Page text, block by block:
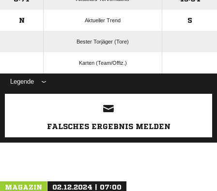
N Aktueller Trend S
Bester Torjäger (Tore)
Karten (Team/Offiz.)
Legende
ANZEIGE
FALSCHES ERGEBNIS MELDEN
MAGAZIN 02.12.2024 | 07:00